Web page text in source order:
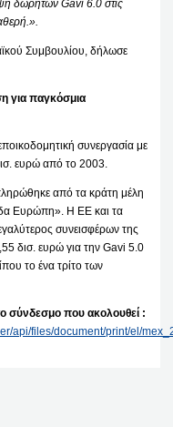
δωρητών Gavi 6.0 στις
Συμβουλίου, δήλωσε
για παγκόσμια
συνεργασία με
ευρώ από το 2003.
από τα κράτη μέλη
Ευρώπη». Η ΕΕ και τα
συνεισφέρων της
δισ. ευρώ για την Gavi 5.0
το ένα τρίτο των
σύνδεσμο που ακολουθεί :
api/files/document/print/el/